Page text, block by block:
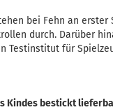
bei Fehn an
durch. Darüber
Testinstitut für
Kindes bestickt